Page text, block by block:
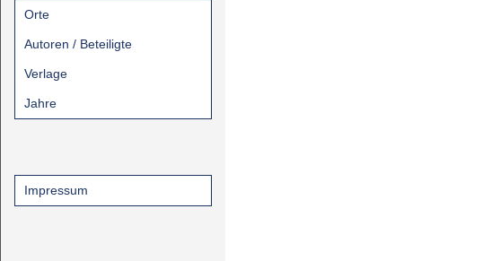
Orte
Autoren / Beteiligte
Verlage
Jahre
Impressum